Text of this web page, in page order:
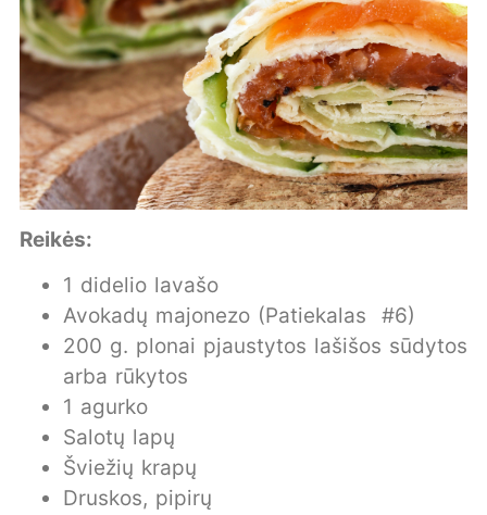
Reikės:
1 didelio lavašo
Avokadų majonezo (Patiekalas #6)
200 g. plonai pjaustytos lašišos sūdytos
arba rūkytos
1 agurko
Salotų lapų
Šviežių krapų
Druskos, pipirų